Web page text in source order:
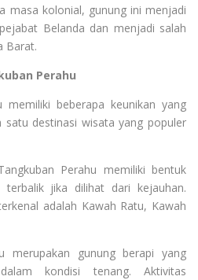
masa kolonial, gunung ini menjadi
Belanda dan menjadi salah
Barat.
Perahu
memiliki beberapa keunikan yang
satu destinasi wisata yang populer
Perahu memiliki bentuk
jika dilihat dari kejauhan.
adalah Kawah Ratu, Kawah
merupakan gunung berapi yang
kondisi tenang. Aktivitas